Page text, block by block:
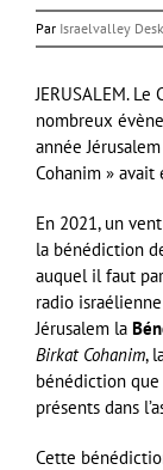
Par Israelvalley Desk
JERUSALEM.
nombreux
année
Cohanim »
En 2021, un
la bénédiction
auquel il faut
radio
Jérusalem la
Birkat Cohanim,
bénédiction que
présents dans
Cette